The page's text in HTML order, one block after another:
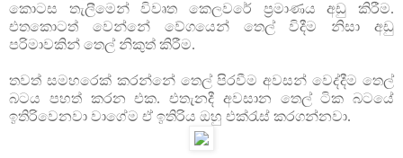
කොටස තැලීමෙන් විවෘත කෙලවරේ ප්‍රමාණය අඩු කිරීම.
එතකොටත් වෙන්නේ වේගයෙන් තෙල් විදීම නිසා අඩු
පරිමාවකින් තෙල් නිකුත් කිරීම.
තවත් සමහරෙක් කරන්නේ තෙල් පිරවීම අවසන් වෙද්දීම තෙල්
බටය පහත් කරන එක. එතැනදී අවසාන තෙල් ටික බටයේ
ඉතිරිවෙනවා වාගේම ඒ ඉතිරිය ඔහු එක්රැස් කරගන්නවා.